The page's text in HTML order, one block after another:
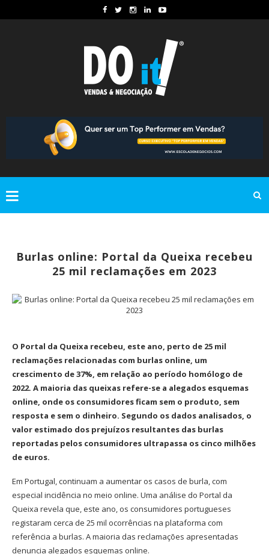
Burlas online: Portal da Queixa recebeu
25 mil reclamações em 2023
O Portal da Queixa recebeu, este ano, perto de 25 mil
reclamações relacionadas com burlas online, um
crescimento de 37%, em relação ao período homólogo de
2022. A maioria das queixas refere-se a alegados esquemas
online, onde os consumidores ficam sem o produto, sem
resposta e sem o dinheiro. Segundo os dados analisados, o
valor estimado dos prejuízos resultantes das burlas
reportadas pelos consumidores ultrapassa os cinco milhões
de euros.
Em Portugal, continuam a aumentar os casos de burla, com
especial incidência no meio online. Uma análise do Portal da
Queixa revela que, este ano, os consumidores portugueses
registaram cerca de 25 mil ocorrências na plataforma com
referência a burlas. A maioria das reclamações apresentadas
denuncia alegados esquemas online.